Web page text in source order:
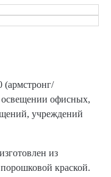
освещении офисных,
учреждений
из
краской.